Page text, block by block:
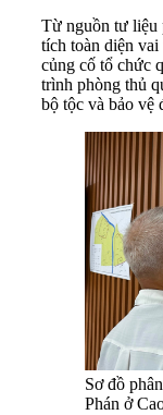
Từ nguồn tư liệu
tích toàn diện
củng cố tổ chức
trình phòng thủ
bộ tộc và bảo vệ
Sơ đồ
Phán ở